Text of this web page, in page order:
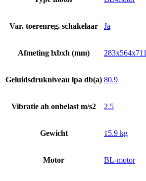
Var. toerenreg. schakelaar Ja
Afmeting lxbxh (mm) 283x564x711
Geluidsdrukniveau lpa db(a) 80.9
Vibratie ah onbelast m/s2 2.5
Gewicht 15.9 kg
Motor BL-motor